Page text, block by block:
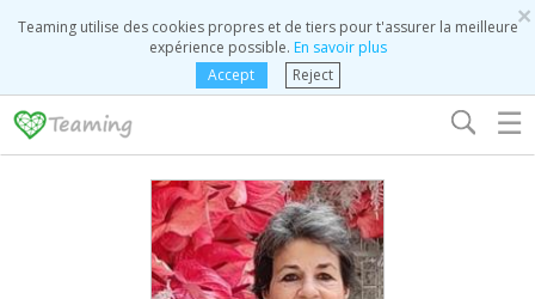
×
Teaming utilise des cookies propres et de tiers pour t'assurer la meilleure
expérience possible. En savoir plus
Accept
Reject
☰